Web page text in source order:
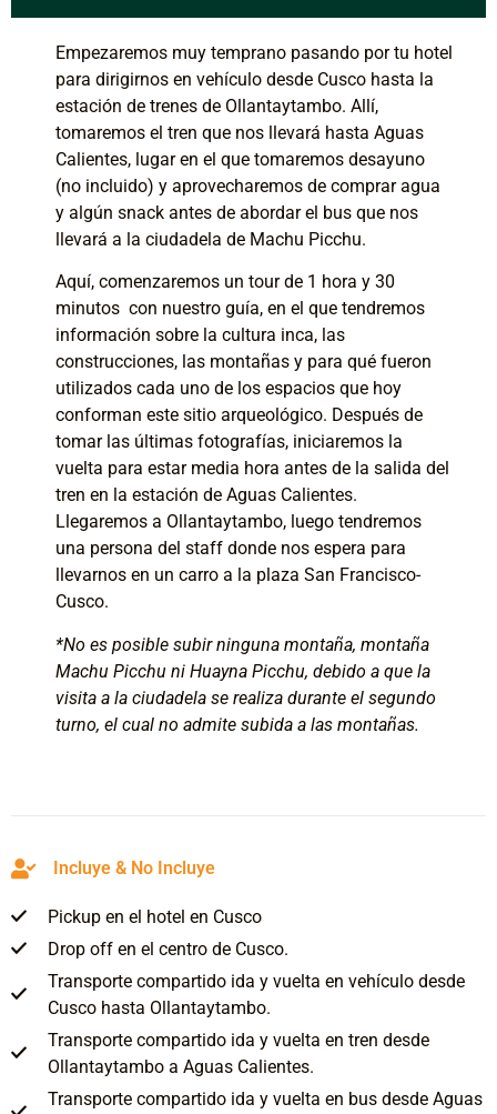
Empezaremos muy temprano pasando por tu hotel
para dirigirnos en vehículo desde Cusco hasta la
estación de trenes de Ollantaytambo. Allí,
tomaremos el tren que nos llevará hasta Aguas
Calientes, lugar en el que tomaremos desayuno
(no incluido) y aprovecharemos de comprar agua
y algún snack antes de abordar el bus que nos
llevará a la ciudadela de Machu Picchu.
Aquí, comenzaremos un tour de 1 hora y 30
minutos con nuestro guía, en el que tendremos
información sobre la cultura inca, las
construcciones, las montañas y para qué fueron
utilizados cada uno de los espacios que hoy
conforman este sitio arqueológico. Después de
tomar las últimas fotografías, iniciaremos la
vuelta para estar media hora antes de la salida del
tren en la estación de Aguas Calientes.
Llegaremos a Ollantaytambo, luego tendremos
una persona del staff donde nos espera para
llevarnos en un carro a la plaza San Francisco-
Cusco.
*No es posible subir ninguna montaña, montaña
Machu Picchu ni Huayna Picchu, debido a que la
visita a la ciudadela se realiza durante el segundo
turno, el cual no admite subida a las montañas.
Incluye & No Incluye
Pickup en el hotel en Cusco
Drop off en el centro de Cusco.
Transporte compartido ida y vuelta en vehículo desde
Cusco hasta Ollantaytambo.
Transporte compartido ida y vuelta en tren desde
Ollantaytambo a Aguas Calientes.
Transporte compartido ida y vuelta en bus desde Aguas